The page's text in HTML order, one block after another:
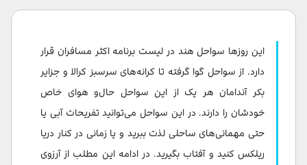
ساحل باگا
ساحل راداناگار
ساحل کالا پاتار
وارکالا
کووالام
این روزها سواحل هند در لیست برنامه اکثر مسافران قرار
دارد. از سواحل گوا گرفته تا کرانه‌های سرسبز کرالا و جزایر
بکر آندامان هر یک از این سواحل حال‌و هوای خاص
خودشان را دارند. در این سواحل می‌توانید تفریحات آبی یا
حتی مهمانی‌های ساحلی لذت ببرید و یا زمانی در کنار دریا
ریلکس کنید و آفتاب بگیرید. در ادامه این مطلب از آرزوی